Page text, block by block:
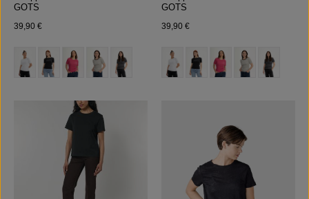
GOTS
Regulärer Preis:
39,90 €
Farbeauswählen
(Diese Option ist zurzeit nicht verfügbar.)
GOTS
Regulärer Preis:
39,90 €
Farbeauswählen
(Diese Option ist zurzeit nicht